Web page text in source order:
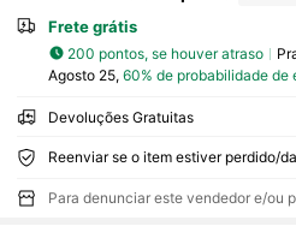
Frete grátis
200 pontos, se houver atraso
Agosto 25, 60% de probabilidade de
Devoluções Gratuitas
Para denunciar este vendedor e/ou